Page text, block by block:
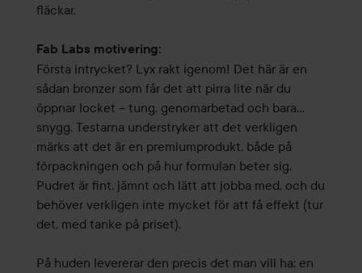
fläckar.
Fab Labs motivering:
Första intrycket? Lyx rakt igenom! Det här är en
sådan bronzer som får det att pirra lite när du
öppnar locket – tung, genomarbetad och bara…
snygg. Testarna understryker att det verkligen
märks att det är en premiumprodukt, både på
förpackningen och på hur formulan beter sig.
Pudret är fint, jämnt och lätt att jobba med, och du
behöver verkligen inte mycket för att få effekt (tur
det, med tanke på priset).
På huden levererar den precis det man vill ha: en